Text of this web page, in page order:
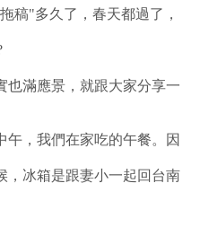
稿"多久了，春天都過了，
也滿應景，就跟大家分享一
午，我們在家吃的午餐。因
，冰箱是跟妻小一起回台南